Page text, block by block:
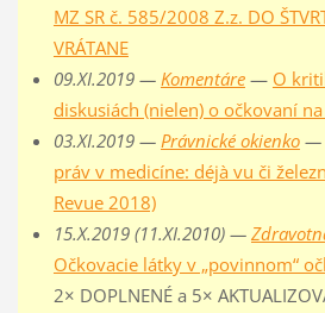
MZ SR č. 585/2008 Z.z. DO
VRÁTANE
09.XI.2019 — Komentáre— O
diskusiách (nielen) o očkovaní
03.XI.2019 — Právnické okienko—
práv v medicíne: déjà vu či
Revue 2018)
15.X.2019 (11.XI.2010) —
Očkovacie látky v „povinnom“
2× DOPLNENÉ a 5×